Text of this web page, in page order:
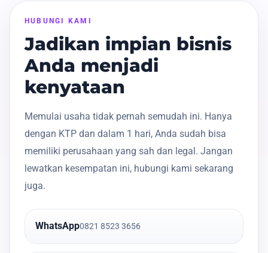
HUBUNGI KAMI
Jadikan impian bisnis
Anda menjadi
kenyataan
Memulai usaha tidak pernah semudah ini. Hanya
dengan KTP dan dalam 1 hari, Anda sudah bisa
memiliki perusahaan yang sah dan legal. Jangan
lewatkan kesempatan ini, hubungi kami sekarang
juga.
WhatsApp0821 8523 3656